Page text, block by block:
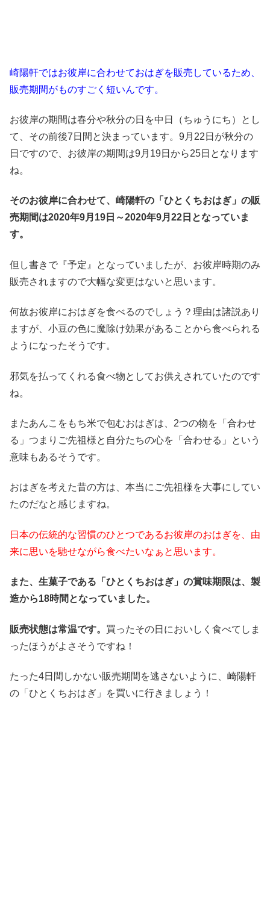
崎陽軒ではお彼岸に合わせておはぎを販売しているため、
販売期間がものすごく短いんです。
お彼岸の期間は春分や秋分の日を中日（ちゅうにち）とし
て、その前後7日間と決まっています。9月22日が秋分の
日ですので、お彼岸の期間は9月19日から25日となります
ね。
そのお彼岸に合わせて、崎陽軒の「ひとくちおはぎ」の販
売期間は2020年9月19日～2020年9月22日となっていま
す。
但し書きで『予定』となっていましたが、お彼岸時期のみ
販売されますので大幅な変更はないと思います。
何故お彼岸におはぎを食べるのでしょう？理由は諸説あり
ますが、小豆の色に魔除け効果があることから食べられる
ようになったそうです。
邪気を払ってくれる食べ物としてお供えされていたのです
ね。
またあんこをもち米で包むおはぎは、2つの物を「合わせ
る」つまりご先祖様と自分たちの心を「合わせる」という
意味もあるそうです。
おはぎを考えた昔の方は、本当にご先祖様を大事にしてい
たのだなと感じますね。
日本の伝統的な習慣のひとつであるお彼岸のおはぎを、由
来に思いを馳せながら食べたいなぁと思います。
また、生菓子である「ひとくちおはぎ」の賞味期限は、製
造から18時間となっていました。
販売状態は常温です。 買ったその日においしく食べてしま
ったほうがよさそうですね！
たった4日間しかない販売期間を逃さないように、崎陽軒
の「ひとくちおはぎ」を買いに行きましょう！